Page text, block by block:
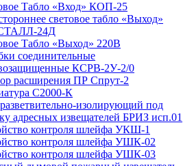
Табло «Вход» КОП-25
световое табло «Выход»
24Д
Табло «Выход» 220В
соединительные
КСРВ-2У-2/0
расширения ПР Спрут-2
С2000-К
изолирующий под
адресных извещателей БРИЗ исп.01
контроля шлейфа УКШ-1
контроля шлейфа УШК-02
контроля шлейфа УШК-03